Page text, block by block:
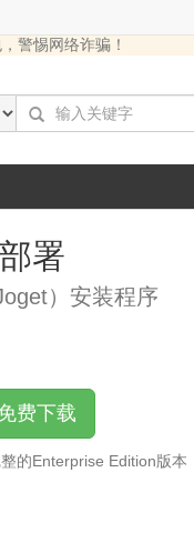
警惕网络诈骗！
署
）安装程序
费下载
的Enterprise Edition版本